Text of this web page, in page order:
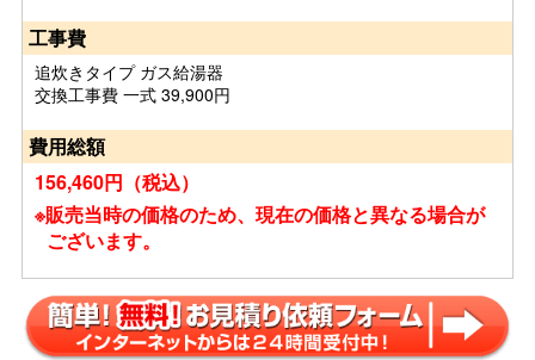
工事費
追炊きタイプ ガス給湯器
交換工事費 一式 39,900円
費用総額
156,460円（税込）
※販売当時の価格のため、現在の価格と異なる場合が
ございます。